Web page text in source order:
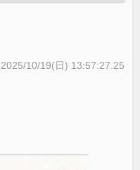
2025/10/19(日) 13:57:27.25